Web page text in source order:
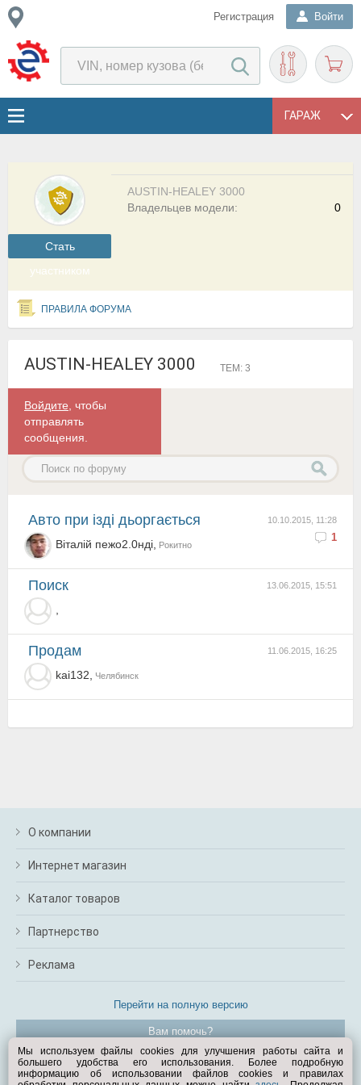
Регистрация Войти
ГАРАЖ
Cтать
участником
AUSTIN-HEALEY 3000
0
Владельцев модели:
ПРАВИЛА ФОРУМА
AUSTIN-HEALEY 3000 ТЕМ: 3
Войдите , чтобы
отправлять
сообщения.
10.10.2015, 11:28
1
авто при ізді дьоргається
Віталій пежо2.0нді, Рокитно
13.06.2015, 15:51
поиск
11.06.2015, 16:25
Продам
kai132, Челябинск
О компании
Интернет магазин
Каталог товаров
Партнерство
Реклама
Перейти на полную версию
Вам помочь?
© Exist.ru 1998—2026
Мы используем файлы cookies для улучшения работы сайта и
большего удобства его использования. Более подробную
информацию об использовании файлов cookies и правилах